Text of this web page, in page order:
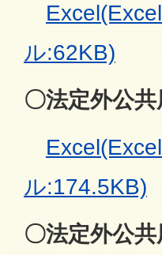
ル:62KB)
〇法定外公
ル:174.5KB)
〇法定外公